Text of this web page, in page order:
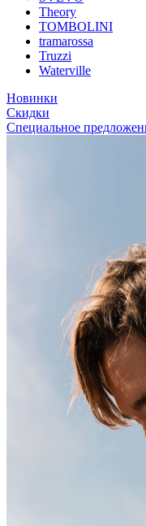
Theory
TOMBOLINI
tramarossa
Truzzi
Waterville
Новинки
Скидки
Специальное